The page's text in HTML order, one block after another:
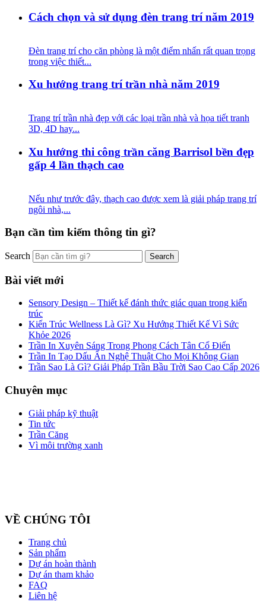
Cách chọn và sử dụng đèn trang trí năm 2019
Đèn trang trí cho căn phòng là một điểm nhấn rất quan trọng
trong việc thiết...
Xu hướng trang trí trần nhà năm 2019
Trang trí trần nhà đẹp với các loại trần nhà và họa tiết tranh
3D, 4D hay...
Xu hướng thi công trần căng Barrisol bền đẹp
gấp 4 lần thạch cao
Nếu như trước đây, thạch cao được xem là giải pháp trang trí
ngôi nhà,...
Bạn cần tìm kiếm thông tin gì?
Search
Bài viết mới
Sensory Design – Thiết kế đánh thức giác quan trong kiến
trúc
Kiến Trúc Wellness Là Gì? Xu Hướng Thiết Kế Vì Sức
Khỏe 2026
Trần In Xuyên Sáng Trong Phong Cách Tân Cổ Điển
Trần In Tạo Dấu Ấn Nghệ Thuật Cho Mọi Không Gian
Trần Sao Là Gì? Giải Pháp Trần Bầu Trời Sao Cao Cấp 2026
Chuyên mục
Giải pháp kỹ thuật
Tin tức
Trần Căng
Vì môi trường xanh
VỀ CHÚNG TÔI
Trang chủ
Sản phẩm
Dự án hoàn thành
Dự án tham khảo
FAQ
Liên hệ